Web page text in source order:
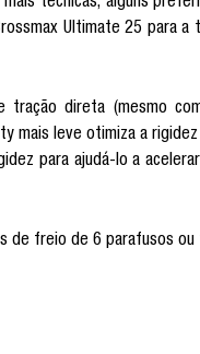
Ultimate 25 para
direta (mesmo
mais leve otimiza a
para ajudá-lo a
de freio de 6 parafusos